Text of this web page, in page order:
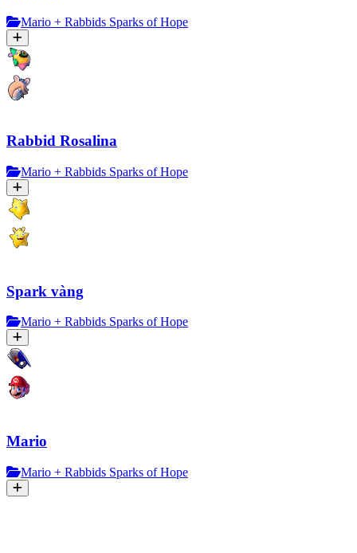
Mario + Rabbids Sparks of Hope
Rabbid Rosalina
Mario + Rabbids Sparks of Hope
Spark vàng
Mario + Rabbids Sparks of Hope
Mario
Mario + Rabbids Sparks of Hope